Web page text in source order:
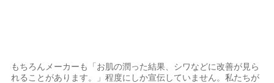
もちろんメーカーも「お肌の潤った結果、シワなどに改善が見ら
れることがあります。」程度にしか宣伝していません。私たちが